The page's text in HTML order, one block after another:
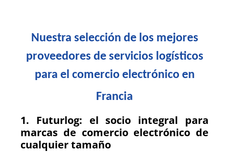
Nuestra selección de los mejores
proveedores de servicios logísticos
para el comercio electrónico en
Francia
1. Futurlog: el socio integral para
marcas de comercio electrónico de
cualquier tamaño